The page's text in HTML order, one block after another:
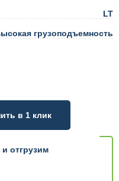
LT
грузоподъемность
отгрузим
в 1 клик